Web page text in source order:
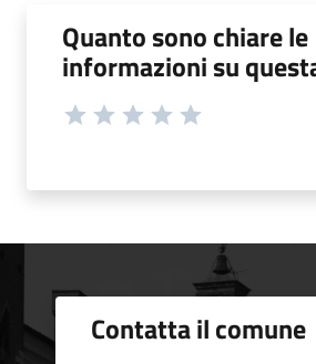
Quanto sono chiare le
informazioni su
Contatta il comune